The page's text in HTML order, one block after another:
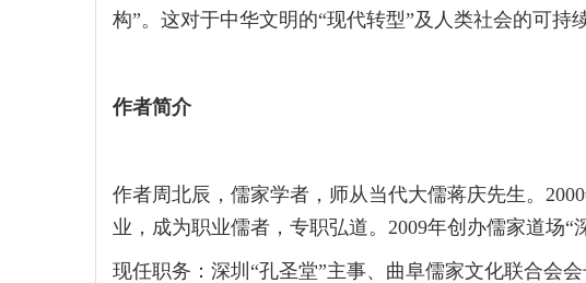
构”。这对于中华文明的“现代转型”及人类社会的可持
作者简介
作者周北辰，儒家学者，师从当代大儒蒋庆先生。
业，成为职业儒者，专职弘道。2009年创办儒家道场“
现任职务：深圳“孔圣堂”主事、曲阜儒家文化联合会会